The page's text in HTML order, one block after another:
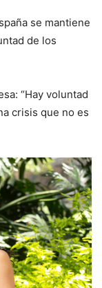
se mantiene
de los
“Hay voluntad
crisis que no es